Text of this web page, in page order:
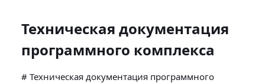
Техническая документация
программного комплекса
# Техническая документация программного